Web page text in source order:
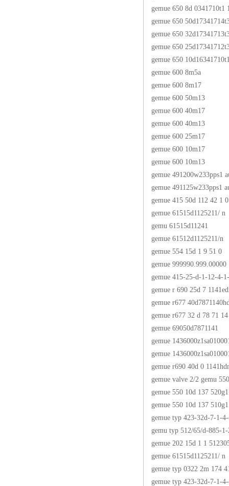
gemue 650 8d 0341710t1
gemue 650
gemue 650
gemue 650
gemue 650
gemue 600 8m5a
gemue 600 8m17
gemue 600 50m13
gemue 600 40m17
gemue 600 40m13
gemue 600 25m17
gemue 600 10m17
gemue 600 10m13
gemue 491200w233pps1
gemue 491125w233pps1
gemue 415 50d 112 42 1
gemue 61515d1125211/ n
gemu 61515d11241
gemue 61512d1125211/n
gemue 554 15d 1 9 51 0
gemue
gemue 415-25-d-1-12-4-
gemue r 690 25d 7
gemue r677
gemue r677 32 d 78 71
gemue 69050d7871141
gemue
gemue
gemue r690 40d 0
gemue valve 2/2 gemu
gemue 550 10d 137
gemue 550 10d 137 510g1
gemue typ 423-32d-7-1-
gemu typ 512/65/d-885-
gemue 202 15d 1 1
gemue 61515d1125211/ n
gemue typ 0322 2m 174
gemue typ 423-32d-7-1-